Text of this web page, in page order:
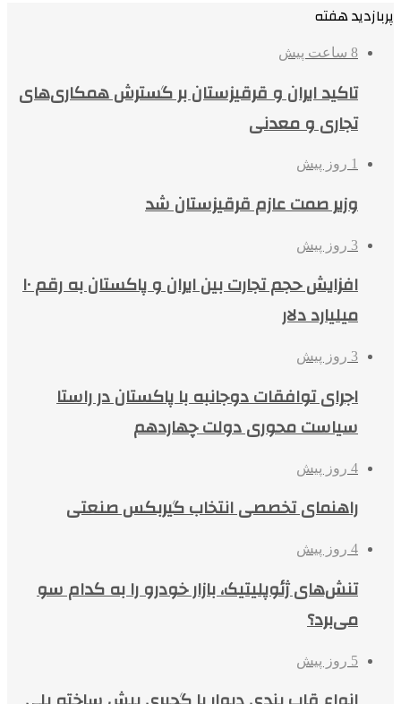
پربازدید هفته
8 ساعت پیش
تاکید ایران و قرقیزستان بر گسترش همکاری‌های
تجاری و معدنی
1 روز پیش
وزیر صمت عازم قرقیزستان شد
3 روز پیش
افزایش حجم تجارت بین ایران و پاکستان به رقم ۱۰
میلیارد دلار
3 روز پیش
اجرای توافقات دوجانبه با پاکستان در راستا
سیاست محوری دولت چهاردهم
4 روز پیش
راهنمای تخصصی انتخاب گیربکس صنعتی
4 روز پیش
تنش‌های ژئوپلیتیک، بازار خودرو را به کدام سو
می‌برد؟
5 روز پیش